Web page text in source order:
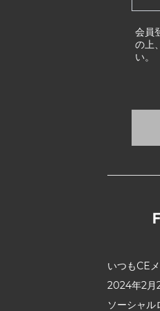
会員
の上
い。
いつもCE
2024年2月
ソーシャ